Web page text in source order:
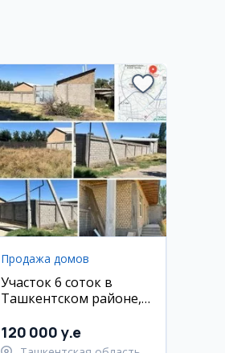
Продажа домов
Участок 6 соток в
Ташкентском районе,
120 000 y.e